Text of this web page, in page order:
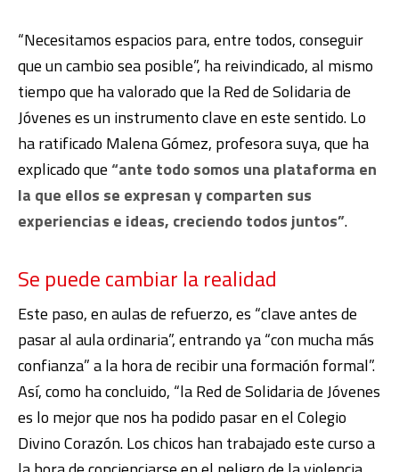
“Necesitamos espacios para, entre todos, conseguir
que un cambio sea posible”, ha reivindicado, al mismo
tiempo que ha valorado que la Red de Solidaria de
Jóvenes es un instrumento clave en este sentido. Lo
ha ratificado Malena Gómez, profesora suya, que ha
explicado que“ante todo somos una plataforma en
la que ellos se expresan y comparten sus
experiencias e ideas, creciendo todos juntos”.
Se puede cambiar la realidad
Este paso, en aulas de refuerzo, es “clave antes de
pasar al aula ordinaria”, entrando ya “con mucha más
confianza” a la hora de recibir una formación formal”.
Así, como ha concluido, “la Red de Solidaria de Jóvenes
es lo mejor que nos ha podido pasar en el Colegio
Divino Corazón. Los chicos han trabajado este curso a